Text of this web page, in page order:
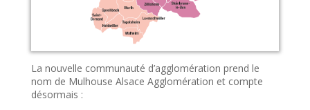
La nouvelle communauté d’agglomération prend le
nom de Mulhouse Alsace Agglomération et compte
désormais :